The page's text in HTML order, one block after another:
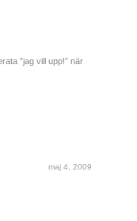
”jag vill upp!” när
maj 4, 2009